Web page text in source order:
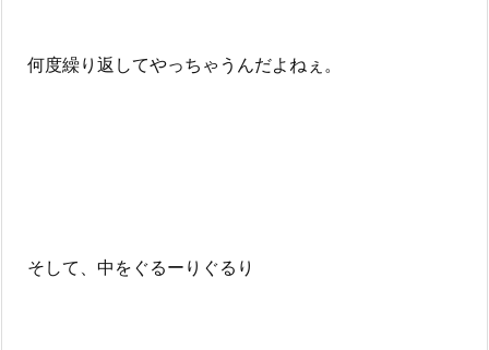
何度繰り返してやっちゃうんだよねぇ。
そして、中をぐるーりぐるり